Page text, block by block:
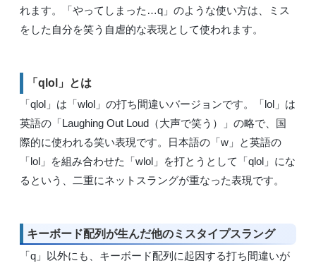
れます。「やってしまった…q」のような使い方は、ミス
をした自分を笑う自虐的な表現として使われます。
「qlol」とは
「qlol」は「wlol」の打ち間違いバージョンです。「lol」は
英語の「Laughing Out Loud（大声で笑う）」の略で、国
際的に使われる笑い表現です。日本語の「w」と英語の
「lol」を組み合わせた「wlol」を打とうとして「qlol」にな
るという、二重にネットスラングが重なった表現です。
キーボード配列が生んだ他のミスタイプスラング
「q」以外にも、キーボード配列に起因する打ち間違いが